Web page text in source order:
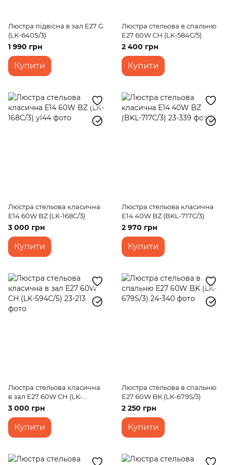
Люстра підвісна в зал E27 G
(LK-640S/3)
1 990 грн
Купити
Люстра стельова в спальню
E27 60W CH (LK-584C/5)
2 400 грн
Купити
Люстра стельова класична
E14 60W BZ (LK-168C/3)
3 000 грн
Купити
Люстра стельова класична
E14 40W BZ (BKL-717C/3)
2 970 грн
Купити
Люстра стельова класична
в зал E27 60W CH (LK-
594C/5)
3 000 грн
Купити
Люстра стельова в спальню
E27 60W BK (LK-679S/3)
2 250 грн
Купити